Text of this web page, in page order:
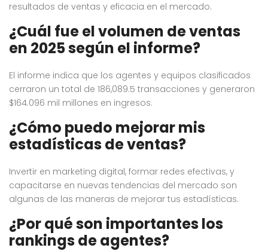
resultados de ventas y eficacia en el mercado.
¿Cuál fue el volumen de ventas
en 2025 según el informe?
El informe indica que los agentes y equipos clasificados
cerraron un total de 186,089.5 transacciones y generaron
$164.096 mil millones en ingresos.
¿Cómo puedo mejorar mis
estadísticas de ventas?
Invertir en marketing digital, formar redes efectivas, y
capacitarse en nuevas tendencias del mercado son
algunas de las maneras de mejorar tus estadísticas.
¿Por qué son importantes los
rankings de agentes?